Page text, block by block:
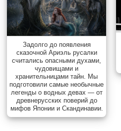
Задолго до появления
сказочной Ариэль русалки
считались опасными духами,
чудовищами и
хранительницами тайн. Мы
подготовили самые необычные
легенды о водных девах — от
древнерусских поверий до
мифов Японии и Скандинавии.